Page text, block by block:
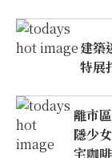
建築
特展
離市
隱少
宅咖啡